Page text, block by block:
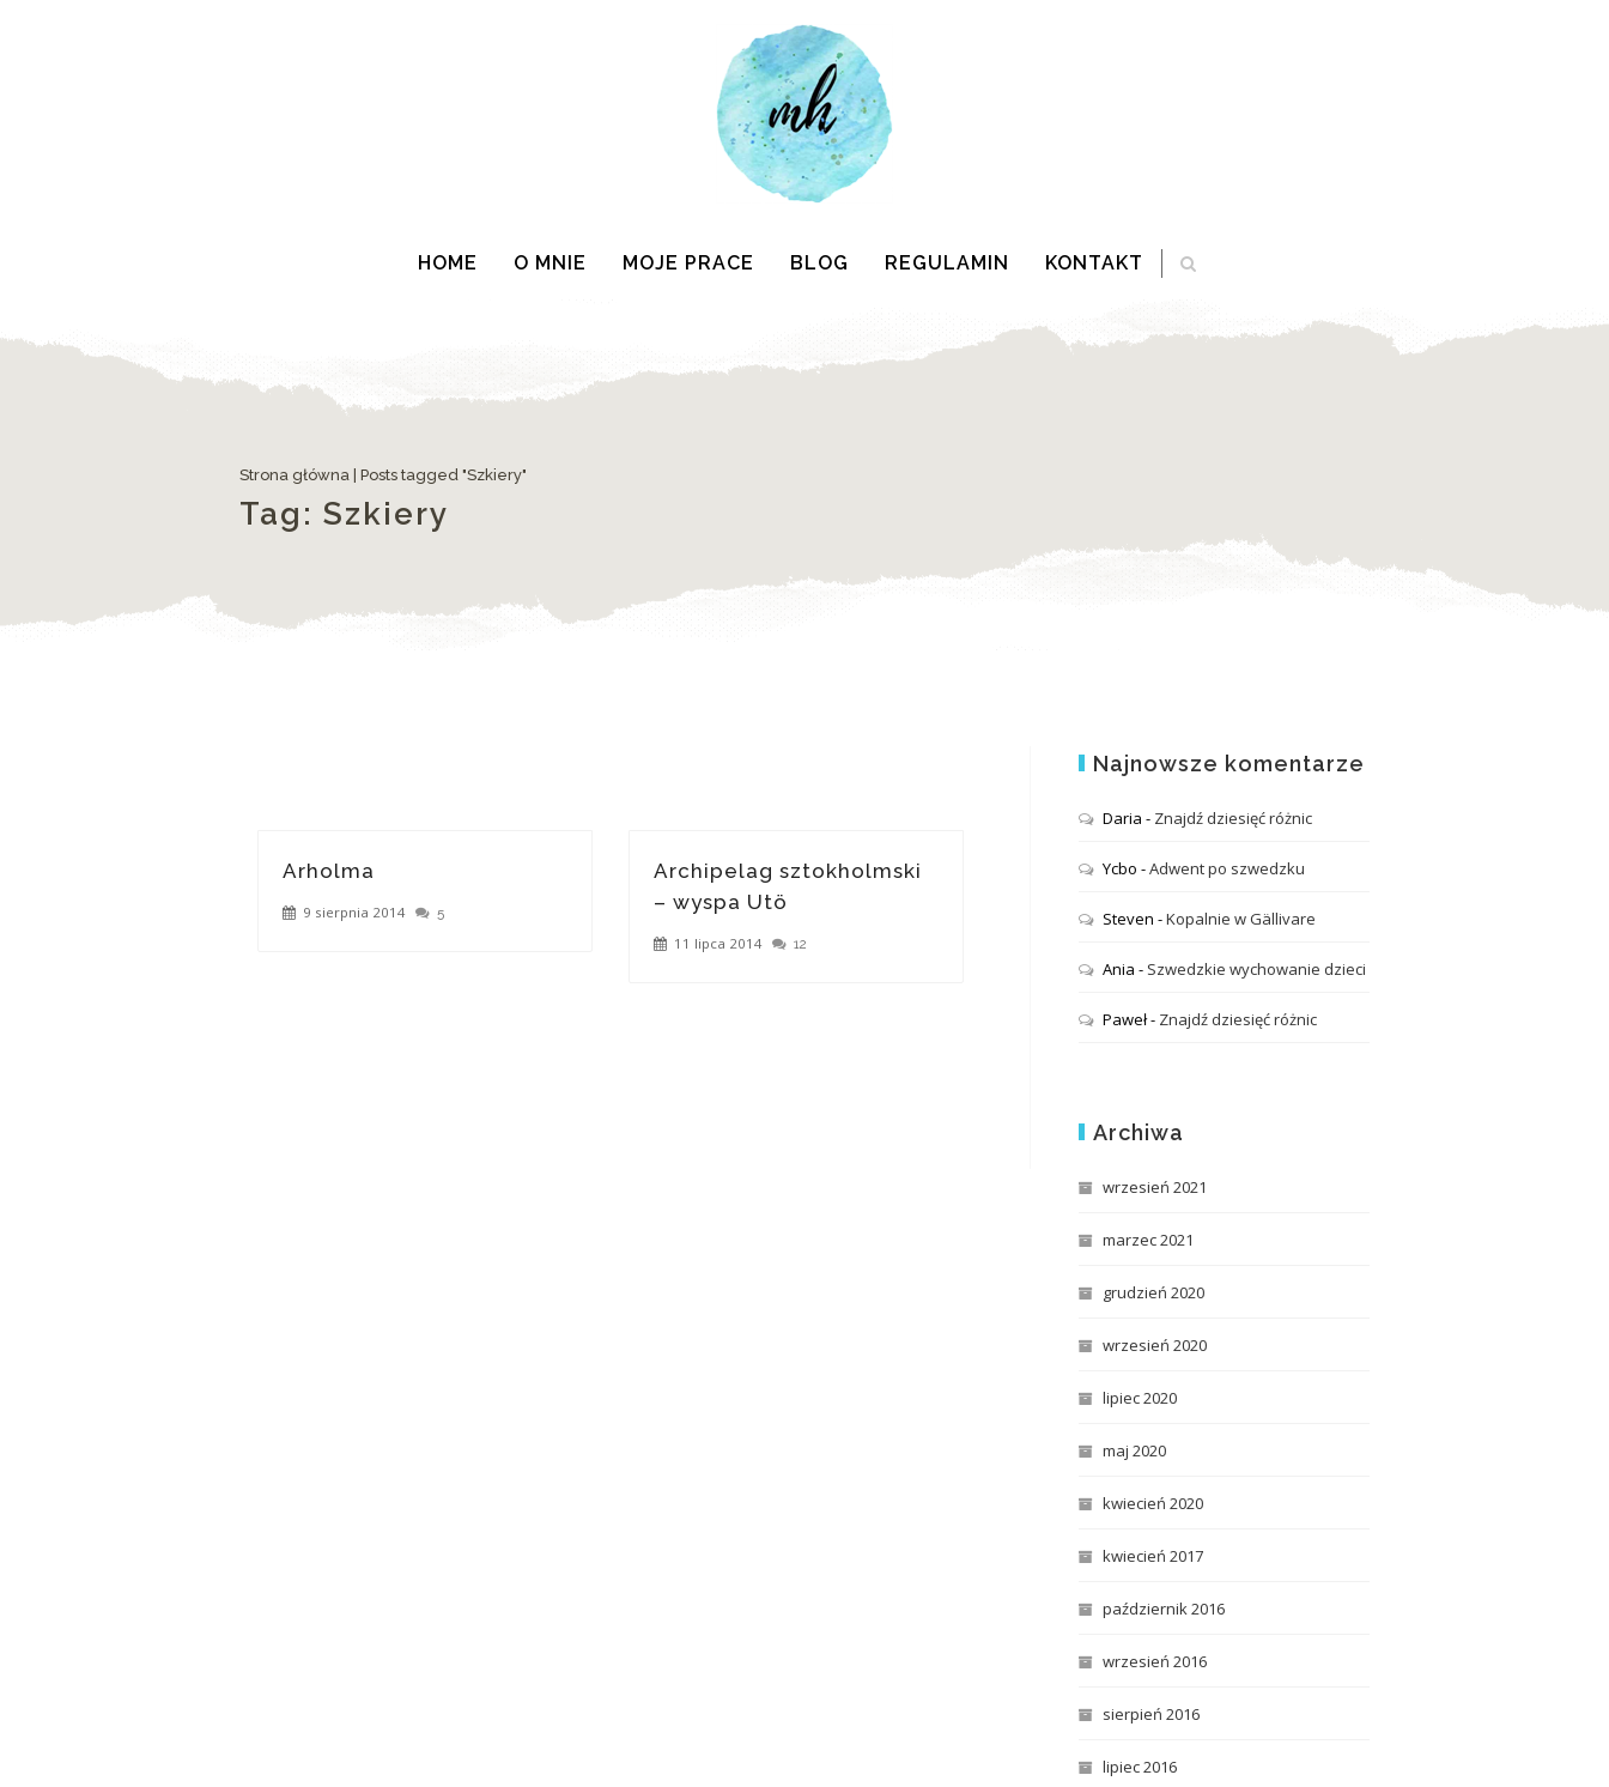
HOME O MNIE MOJE PRACE BLOG REGULAMIN KONTAKT
Strona główna Posts tagged "Szkiery"
Tag: Szkiery
Arholma
9 sierpnia 2014 5
Archipelag sztokholmski
– wyspa Utö
11 lipca 2014 12
Najnowsze komentarze
Daria - Znajdź dziesięć różnic
Ycbo -Adwent po szwedzku
Steven -Kopalnie w Gällivare
Ania - Szwedzkie wychowanie dzieci
Paweł- Znajdź dziesięć różnic
Archiwa
wrzesień 2021
marzec 2021
grudzień 2020
wrzesień 2020
lipiec 2020
maj 2020
kwiecień 2020
kwiecień 2017
październik 2016
wrzesień 2016
sierpień 2016
lipiec 2016